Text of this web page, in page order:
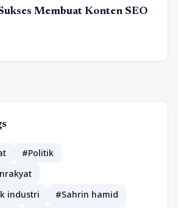
Membuat Konten SEO
#Politik
industri
#Sahrin hamid